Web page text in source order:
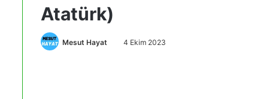
Atatürk)
Mesut Hayat 4 Ekim 2023